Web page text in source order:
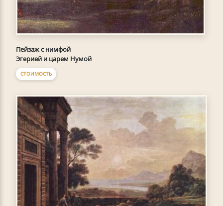
Пейзаж с нимфой
Эгерией и царем Нумой
СТОИМОСТЬ